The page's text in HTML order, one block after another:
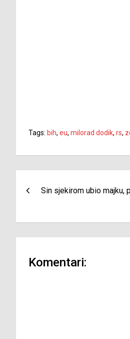
Tags: bih, eu, milorad dodik, rs,
članaka
Sin sjekirom ubio majku,
Komentari: